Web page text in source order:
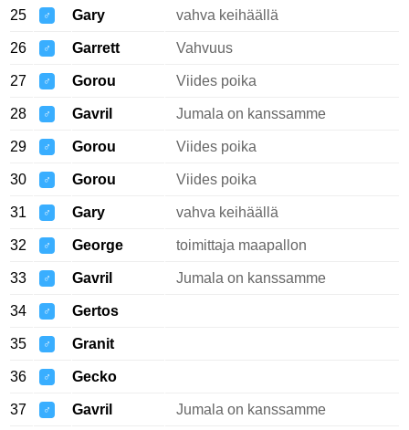
25 ♂ Gary vahva keihäällä
26 ♂ Garrett Vahvuus
27 ♂ Gorou Viides poika
28 ♂ Gavril Jumala on kanssamme
29 ♂ Gorou Viides poika
30 ♂ Gorou Viides poika
31 ♂ Gary vahva keihäällä
32 ♂ George toimittaja maapallon
33 ♂ Gavril Jumala on kanssamme
34 ♂ Gertos
35 ♂ Granit
36 ♂ Gecko
37 ♂ Gavril Jumala on kanssamme